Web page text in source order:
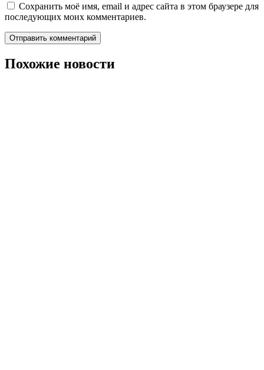
Сохранить моё имя, email и адрес сайта в этом браузере для
последующих моих комментариев.
Похожие новости